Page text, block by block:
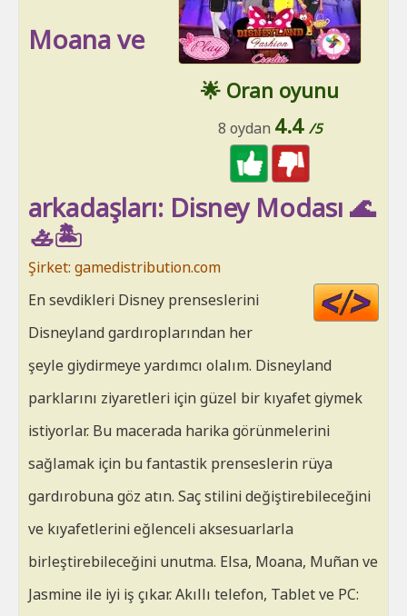
🌟 Oran oyunu
8 oydan 4.4 /5
Moana ve
arkadaşları: Disney Modası 🌊
🚣🏝️
Şirket: gamedistribution.com
En sevdikleri Disney prenseslerini
Disneyland gardıroplarından her
şeyle giydirmeye yardımcı olalım. Disneyland
parklarını ziyaretleri için güzel bir kıyafet giymek
istiyorlar. Bu macerada harika görünmelerini
sağlamak için bu fantastik prenseslerin rüya
gardırobuna göz atın. Saç stilini değiştirebileceğini
ve kıyafetlerini eğlenceli aksesuarlarla
birleştirebileceğini unutma. Elsa, Moana, Muñan ve
Jasmine ile iyi iş çıkar. Akıllı telefon, Tablet ve PC: